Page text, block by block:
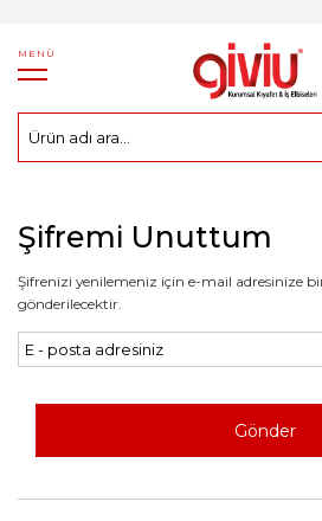
MENÜ
Şifremi Unuttum
Şifrenizi yenilemeniz için e-mail adresinize
gönderilecektir.
Gönder